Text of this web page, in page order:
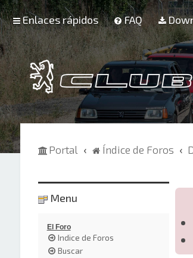
Enlaces rápidos FAQ
Portal Índice de Foros
Menu
El Foro
Indice de Foros
Buscar